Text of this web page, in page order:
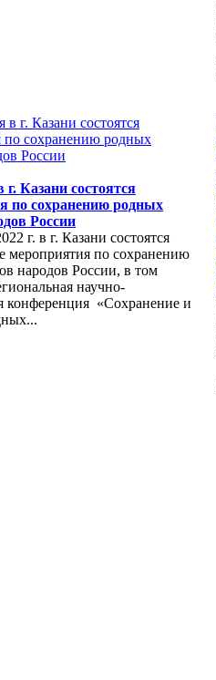
Казани состоятся
по сохранению родных
России
г. в г. Казани состоятся
мероприятия по сохранению
народов России, в том
научно-
конференция «Сохранение и